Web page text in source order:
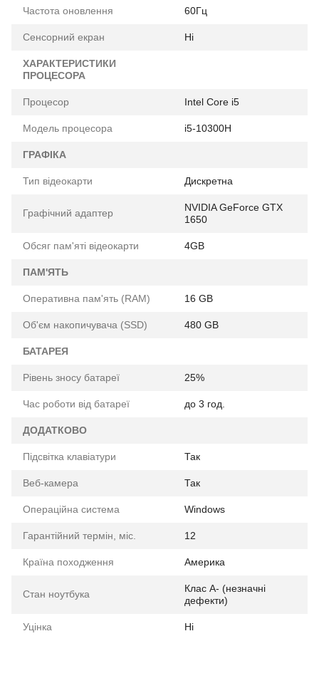
Частота оновлення 60Гц
Сенсорний екран Ні
ХАРАКТЕРИСТИКИ
ПРОЦЕСОРА
Процесор Intel Core i5
Модель процесора i5-10300H
ГРАФІКА
Тип відеокарти Дискретна
Графічний адаптер
NVIDIA GeForce GTX
1650
Обсяг пам'яті відеокарти 4GB
ПАМ'ЯТЬ
Оперативна пам'ять (RAM) 16 GB
Об'єм накопичувача (SSD) 480 GB
БАТАРЕЯ
Рівень зносу батареї 25%
Час роботи від батареї до 3 год.
ДОДАТКОВО
Підсвітка клавіатури Так
Веб-камера Так
Операційна система Windows
Гарантійний термін, міс. 12
Країна походження Америка
Стан ноутбука
Клас A- (незначні
дефекти)
Уцінка Ні